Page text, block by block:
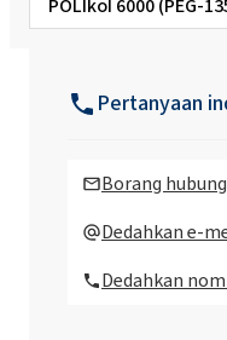
POLIkol 6000 (PEG-
POLIkol
Pertanyaan
Borang
Dedahkan e-
Dedahkan